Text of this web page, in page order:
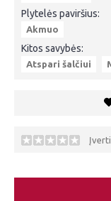
Plytelės paviršius:
Akmuo
Kitos savybės:
Atspari šalčiui